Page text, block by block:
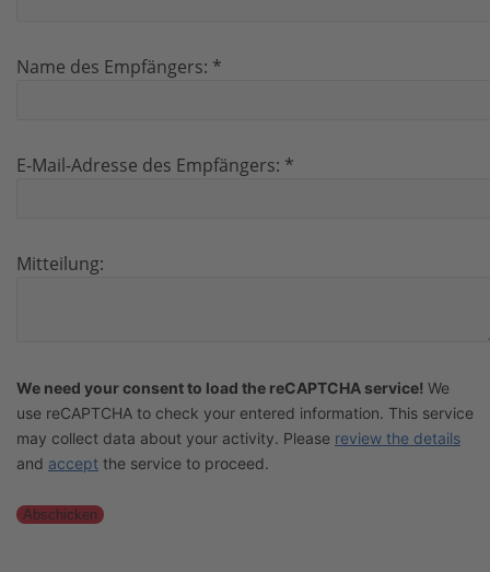
Name des Empfängers: *
E-Mail-Adresse des Empfängers: *
Mitteilung:
We need your consent to load the reCAPTCHA service! We
use reCAPTCHA to check your entered information. This service
may collect data about your activity. Please review the details
and accept the service to proceed.
Abschicken